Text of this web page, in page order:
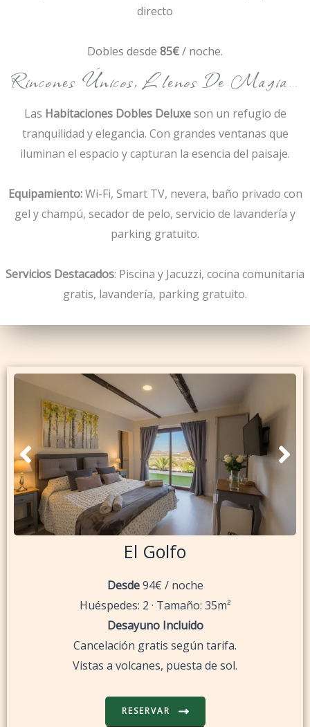
directo
Dobles desde 85€/ noche.
Rincones Únicos, Llenos De Magia…
Las Habitaciones Dobles Deluxeson un refugio de
tranquilidad y elegancia. Con grandes ventanas que
iluminan el espacio y capturan la esencia del paisaje.
Equipamiento:Wi-Fi, Smart TV, nevera, baño privado con
gel y champú, secador de pelo, servicio de lavandería y
parking gratuito.
Servicios Destacados: Piscina y Jacuzzi, cocina comunitaria
gratis, lavandería, parking gratuito.
El Golfo
Desde94€ / noche
Huéspedes: 2 · Tamaño: 35m²
Desayuno Incluido
Cancelación gratis según tarifa.
Vistas a volcanes, puesta de sol.
RESERVAR